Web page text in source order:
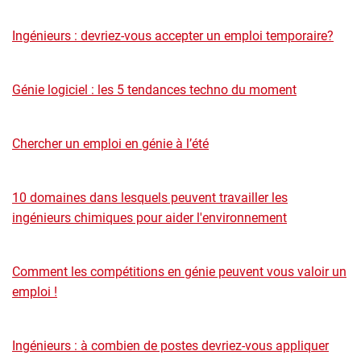
Ingénieurs : devriez-vous accepter un emploi temporaire?
Génie logiciel : les 5 tendances techno du moment
Chercher un emploi en génie à l’été
10 domaines dans lesquels peuvent travailler les
ingénieurs chimiques pour aider l'environnement
Comment les compétitions en génie peuvent vous valoir un
emploi !
Ingénieurs : à combien de postes devriez-vous appliquer